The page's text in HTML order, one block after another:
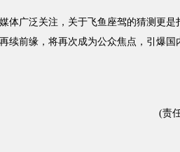
广泛关注，关于飞鱼座驾的猜测更是
续前缘，将再次成为公众焦点，引爆国
(责